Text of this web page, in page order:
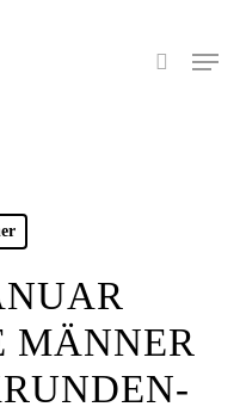
search
Menu
MÄNNER